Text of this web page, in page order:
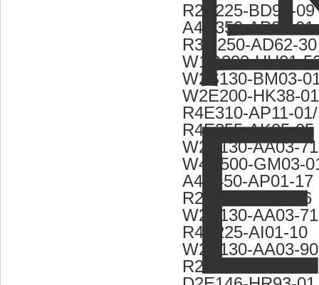
R2E225-BD92-09
A4D350-AP08-01
R3G250-AD62-30
W1G200-HH01-
W2S130-BM03-
W2E200-HK38-01
R4E310-AP11-
R4E355-AK05-05
W2S130-AA03-71
W4D500-GM03-
A4E450-AP01-17
R2E250-AL05-16
W2S130-AA03-71
R4E225-AI01-10
W2S130-AA03-90
R2E225-BD92-12